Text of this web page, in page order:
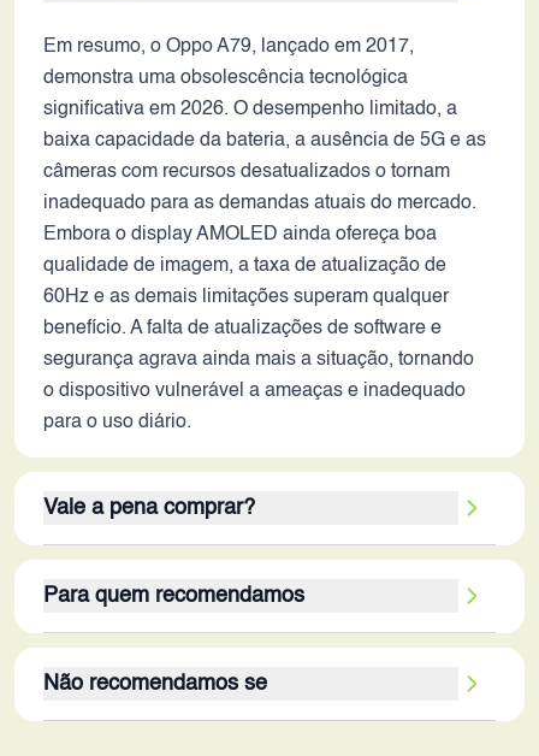
Em resumo, o Oppo A79, lançado em 2017,
demonstra uma obsolescência tecnológica
significativa em 2026. O desempenho limitado, a
baixa capacidade da bateria, a ausência de 5G e as
câmeras com recursos desatualizados o tornam
inadequado para as demandas atuais do mercado.
Embora o display AMOLED ainda ofereça boa
qualidade de imagem, a taxa de atualização de
60Hz e as demais limitações superam qualquer
benefício. A falta de atualizações de software e
segurança agrava ainda mais a situação, tornando
o dispositivo vulnerável a ameaças e inadequado
para o uso diário.
Vale a pena comprar?
pena. Os pontos fortes, como o display AMOLED e
as câmeras de 16MP (que eram boas em seu
falta de potência de processamento, a RAM
insuficiente, a bateria de baixa capacidade e a
Para quem recomendamos
viável. Devido às suas limitações técnicas, o
dispositivo não atenderia às necessidades da
Não recomendamos se